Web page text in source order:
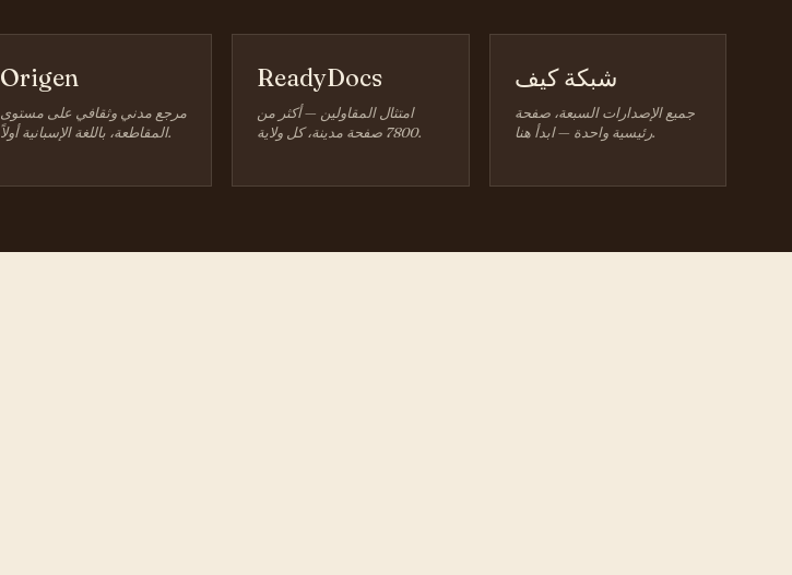
Origen
مرجع مدني وثقافي على مستوى
المقاطعة، باللغة الإسبانية أولاً.
ReadyDocs
امتثال المقاولين — أكثر من
7800 صفحة مدينة، كل ولاية.
شبكة كيف
جميع الإصدارات السبعة، صفحة
رئيسية واحدة — ابدأ هنا.